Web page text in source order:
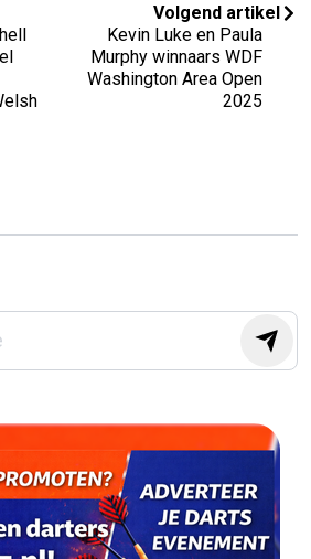
Volgend artikel
Kevin Luke en Paula
Murphy winnaars WDF
Washington Area Open
2025